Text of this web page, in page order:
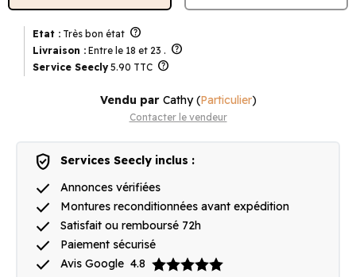
Etat : Très bon état help
Livraison : Entre le 18 et 23 . help
Service Seecly 5.90 TTC help
Vendu par Cathy(Particulier)
Contacter le vendeur
verified_user Services Seecly inclus :
done Annonces vérifiées
done Montures reconditionnées avant expédition
done Satisfait ou remboursé 72h
done Paiement sécurisé
done Avis Google 4.8